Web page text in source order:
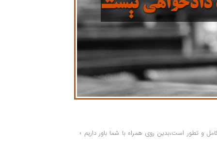
و تطور است،بدین روی همراه با شما باور داریم ؛